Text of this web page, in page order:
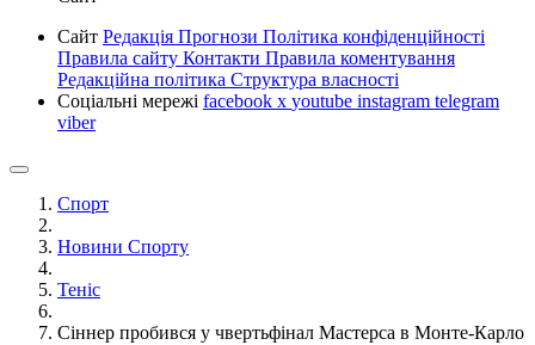
Сайт Редакція Прогнози Політика конфіденційності
Правила сайту Контакти Правила коментування
Редакційна політика Структура власності
Соціальні мережі facebook x youtube instagram telegram
viber
Спорт
Новини Спорту
Теніс
Сіннер пробився у чвертьфінал Мастерса в Монте-Карло